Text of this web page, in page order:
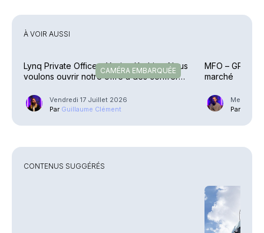
À VOIR AUSSI
CAMÉRA EMBARQUÉE
Lynq Private Office – Yacine Kadri : « Nous
voulons ouvrir notre offre à des confrères
Vendredi 17 Juillet 2026
Par Guillaume Clément
MFO – GP
marché
Mercredi
Par
CONTENUS SUGGÉRÉS